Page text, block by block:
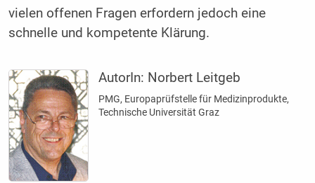
vielen offenen Fragen erfordern jedoch eine
schnelle und kompetente Klärung.
AutorIn: Norbert Leitgeb
PMG, Europaprüfstelle für Medizinprodukte,
Technische Universität Graz